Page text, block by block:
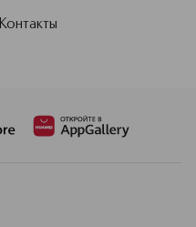
Контакты